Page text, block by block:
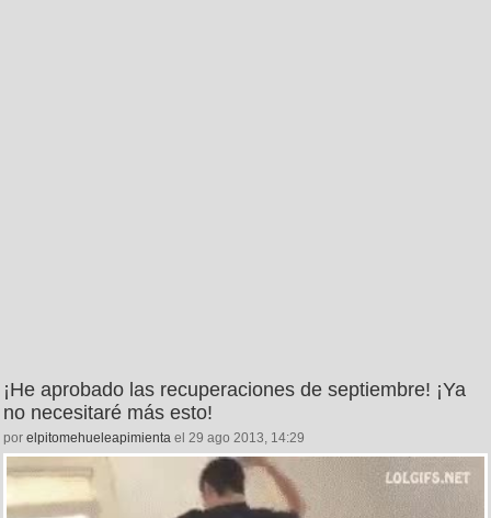
¡He aprobado las recuperaciones de septiembre! ¡Ya
no necesitaré más esto!
por elpitomehueleapimienta el 29 ago 2013, 14:29